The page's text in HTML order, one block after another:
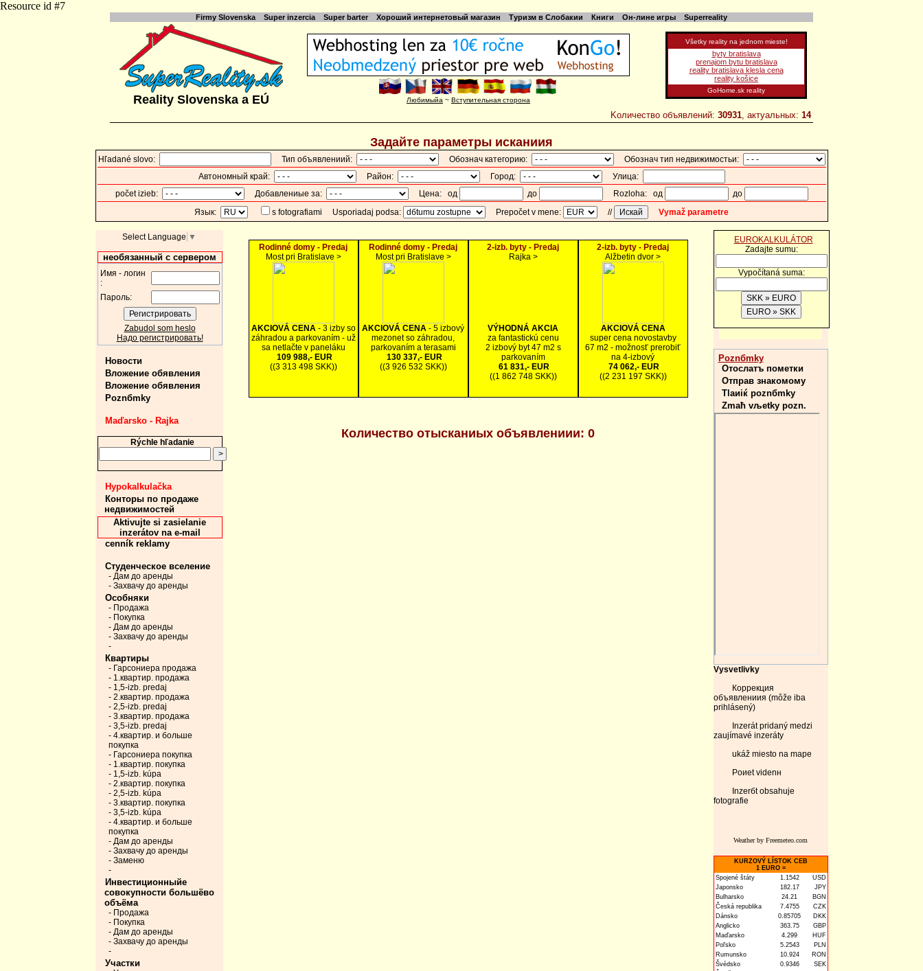
Resource id #7
Firmy Slovenska Super inzercia Super barter Хороший интернетовый магазин Туризм в Слобакии Книги Он-лине игры Superreality
Reality Slovenska a EÚ Любимыйа ~ Вступительная сторона
Všetky reality na jednom mieste!
byty bratislava
prenajom bytu bratislava
reality bratislava klesla cena
reality košice
GoHome.sk reality
Kоличество oбъявлений: 30931, актуальныx: 14
Задайте параметры исканиия
Hľadané slovo: Тип объявлениий: Обознач категорию:
Обознач тип недвижимостьи:
Автономный край:
Район: Город:
Улица:
počet izieb:
Добавлениые за: Цена: од до Rozloha: од
до
Язык:
s fotografiami Usporiadaj podѕa: Prepočet v mene: // Vymaž parametre
Select Language ▼
необязанный с сервером
Имя - логин
:
Пароль:
Zabudol som heslo
Надо регистрировать!
Новости
Вложение обявления
Вложение обявления
Poznбmky
Maďarsko - Rajka
Rýchle hľadanie
Hypokalkulačka
Конторы по продаже
недвижимостей
Aktivujte si zasielanie
inzerátov na e-mail
cenník reklamy
Студенческое вселение
- Дам до аренды
- Захвачу до аренды
Особняки
- Продажа
- Покупка
- Дам до аренды
- Захвачу до аренды
-
Квартиры
- Гарсониера продажа
- 1.квартир. продажа
- 1,5-izb. predaj
- 2.квартир. продажа
- 2,5-izb. predaj
- 3.квартир. продажа
- 3,5-izb. predaj
- 4.квартир. и больше
покупка
- Гарсониера покупка
- 1.квартир. покупка
- 1,5-izb. kúpa
- 2.квартир. покупка
- 2,5-izb. kúpa
- 3.квартир. покупка
- 3,5-izb. kúpa
- 4.квартир. и больше
покупка
- Дам до аренды
- Захвачу до аренды
- Заменю
-
Инвестиционныйе
совокупности большёво
объёма
- Продажа
- Покупка
- Дам до аренды
- Захвачу до аренды
-
Участки
Rodinné domy - Predaj
Most pri Bratislave >
AKCIOVÁ CENA - 3 izby so
záhradou a parkovaním - už
sa netlačte v paneláku
109 988,- EUR
((3 313 498 SKK))
Rodinné domy - Predaj
Most pri Bratislave >
AKCIOVÁ CENA - 5 izbový
mezonet so záhradou,
parkovaním a terasami
130 337,- EUR
((3 926 532 SKK))
2-izb. byty - Predaj
Rajka >
VÝHODNÁ AKCIA
za fantastickú cenu
2 izbový byt 47 m2 s
parkovaním
61 831,- EUR
((1 862 748 SKK))
2-izb. byty - Predaj
Alžbetin dvor >
AKCIOVÁ CENA
super cena novostavby
67 m2 - možnosť prerobiť
na 4-izbový
74 062,- EUR
((2 231 197 SKK))
Количество отысканиыx объявлениии: 0
EUROKALKULÁTOR
Zadajte sumu:
Vypočítaná suma:
Poznбmky
Отослатъ пометки
Отправ знакомому
Tlaиiќ poznбmky
Zmaћ vљetky pozn.
Vysvetlivky
Коррекция
объявлениия (môže iba
prihlásený)
Inzerát pridaný medzi
zaujímavé inzeráty
ukáž miesto na mape
Poиet videnн
Inzerбt obsahuje
fotografie
Weather by Freemeteo.com
KURZOVÝ LÍSTOK CEB
1 EURO =
Spojené štáty
1.1542
USD
Japonsko
182.17
JPY
Bulharsko
24.21
BGN
Česká republika
7.4755
CZK
Dánsko
0.85705
DKK
Anglicko
363.75
GBP
Maďarsko
4.299
HUF
Poľsko
5.2543
PLN
Rumunsko
10.924
RON
Švédsko
0.9346
SEK